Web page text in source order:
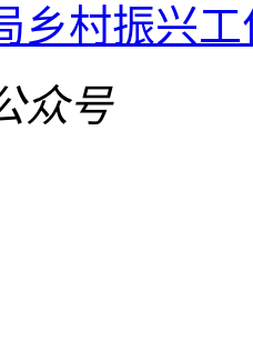
乡村振兴
众号